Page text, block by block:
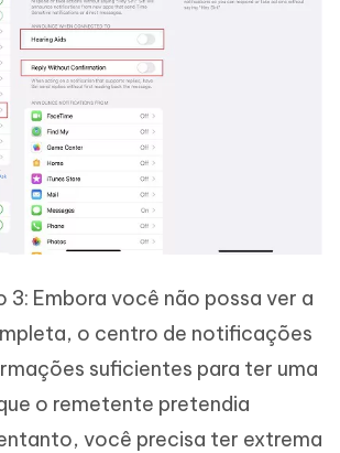
3: Embora você não possa ver a
o centro de notificações
suficientes para ter uma
o remetente pretendia
você precisa ter extrema